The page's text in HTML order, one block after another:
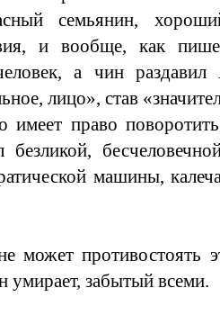
семьянин,
и вообще, как
а чин раздавил
лицо», став
имеет право
машины,
может противостоять
забытый всеми.